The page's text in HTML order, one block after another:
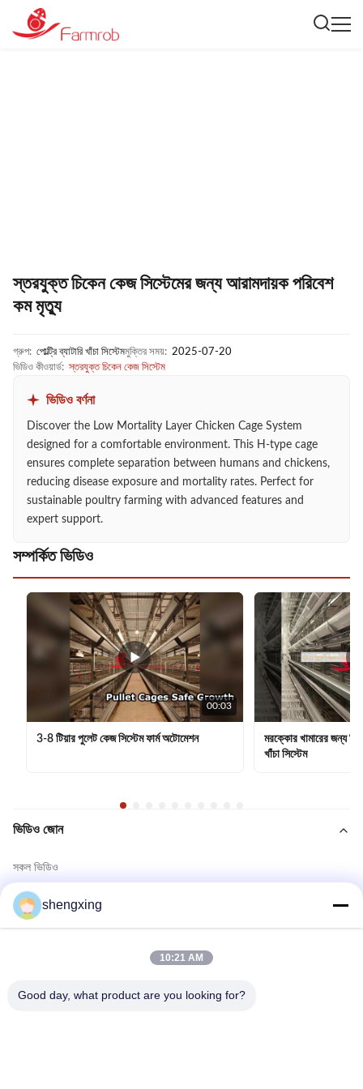
স্তরযুক্ত চিকেন কেজ সিস্টেমের জন্য আরামদায়ক পরিবেশ
কম মৃত্যু
গ্রুপ: পোল্ট্রি ব্যাটারি খাঁচা সিস্টেমমুক্তির সময়: 2025-07-20
ভিডিও কীওয়ার্ড: স্তরযুক্ত চিকেন কেজ সিস্টেম
ভিডিও বর্ণনা
Discover the Low Mortality Layer Chicken Cage System
designed for a comfortable environment. This H-type cage
ensures complete separation between humans and chickens,
reducing disease exposure and mortality rates. Perfect for
sustainable poultry farming with advanced features and
expert support.
সম্পর্কিত ভিডিও
00:03
3-8 টিয়ার পুলেট কেজ সিস্টেম ফার্ম অটোমেশন
মরক্কোর খামারের জন্য
খাঁচা সিস্টেম
ভিডিও জোন
সকল ভিডিও
পোল্ট্রি ব্যাটারি খাঁচা সিস্টেম
shengxing
10:21 AM
Good day, what product are you looking for?